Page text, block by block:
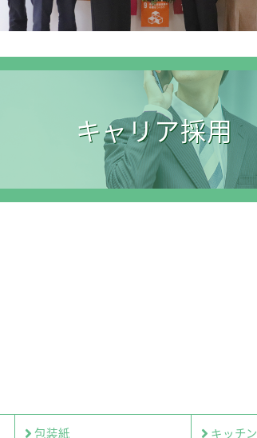
キャリア採用
包装紙
キッチン